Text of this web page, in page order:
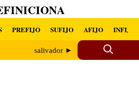
PREFIJO SUFIJO AFIJO INFIJO
salivador ►